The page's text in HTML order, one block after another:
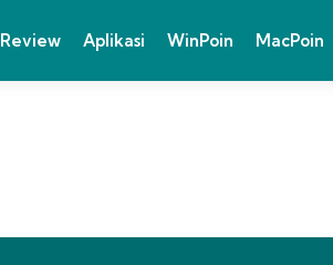
Review Aplikasi WinPoin MacPoin